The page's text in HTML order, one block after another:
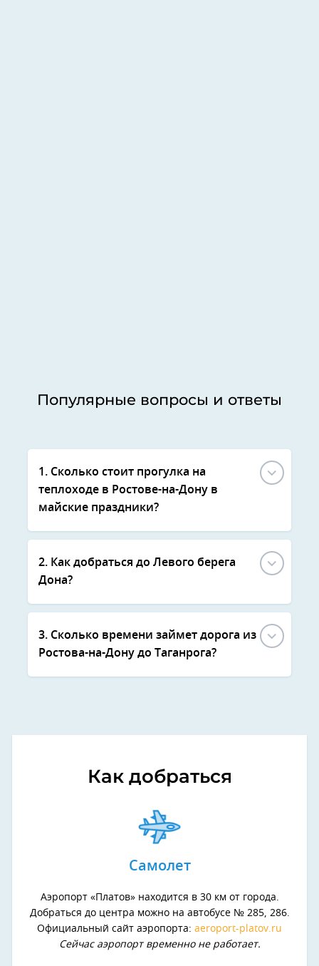
Популярные вопросы и ответы
1. Сколько стоит прогулка на
теплоходе в Ростове-на-Дону в
майские праздники?
2. Как добраться до Левого берега
Дона?
3. Сколько времени займет дорога из
Ростова-на-Дону до Таганрога?
Как добраться
Самолет
Аэропорт «Платов» находится в 30 км от города.
Добраться до центра можно на автобусе № 285, 286.
Официальный сайт аэропорта: aeroport-platov.ru
Сейчас аэропорт временно не работает.